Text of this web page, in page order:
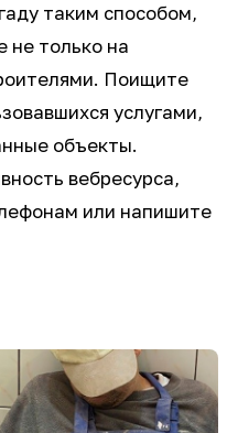
таким способом,
не только на
Поищите
услугами,
объекты.
вебресурса,
или напишите